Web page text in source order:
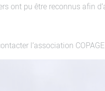
ont pu être reconnus afin
l’association